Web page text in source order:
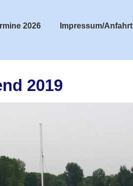
2026 Impressum/Anfahrt
2019